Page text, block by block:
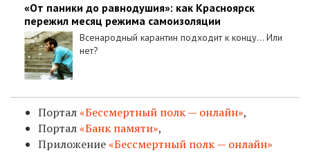
«От паники до равнодушия»: как Красноярск
пережил месяц режима самоизоляции
Всенародный карантин подходит к концу... Или
нет?
Портал«Бессмертный полк — онлайн»,
Портал«Банк памяти»,
Приложение«Бессмертный полк — онлайн»